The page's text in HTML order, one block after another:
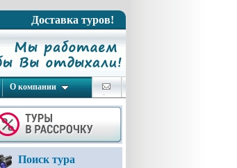
Доставка туров!
О компании
Поиск тура